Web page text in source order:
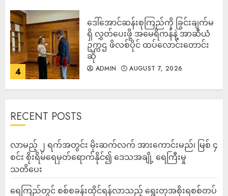
4
ဒေါ်အောင်ဆန်းစုကြည်ကို ခြွင်းချက်မ
ရှိ လွှတ်ပေးဖို့ အမေရိကန်နဲ့ အာဆီယံ
ဥက္ကဌ ဖိလစ်ပိုင် ထပ်လောင်းတောင်း
ဆို
ADMIN AUGUST 7, 2026
RECENT POSTS
လာမည့် ၂ ရက်အတွင်း မိုးဆက်လက် အားကောင်းမည်၊ မြစ် ၄
စင်း စိုးရိမ်ရေမှတ်ရောက်နိုင်၍ ဒေသအချို့ ရေကြီးမှု
သတိပေး
ရေကြည်တွင် စစ်စခန်းထိုင်ရန်လာသည့် ရွေးတုအစိုးရစစ်တပ်